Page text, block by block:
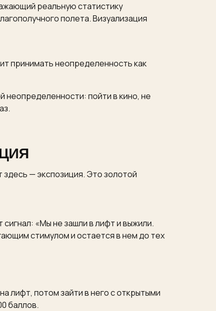
реальную статистику
полета. Визуализация
принимать неопределенность как
неопределенности: пойти в кино, не
— экспозиция. Это золотой
«Мы не зашли в лифт и выжили.
стимулом и остается в нем до тех
лифт, потом зайти в него с открытыми
баллов.